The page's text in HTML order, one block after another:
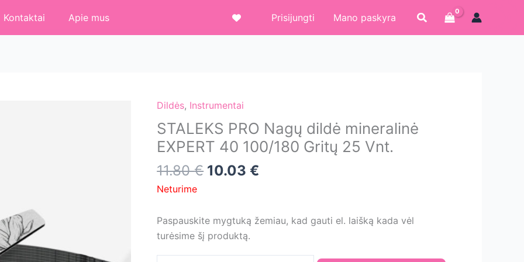
Kontaktai Apie mus Prisijungti Mano paskyra Paieška
Dildės, Instrumentai
STALEKS PRO Nagų dildė mineralinė
EXPERT 40 100/180 Gritų 25 Vnt.
11.80€ Original
11.80 €.
10.03€
10.03 €.
Neturime
Paspauskite mygtuką žemiau, kad gauti el. laišką kada vėl
turėsime šį produktą.